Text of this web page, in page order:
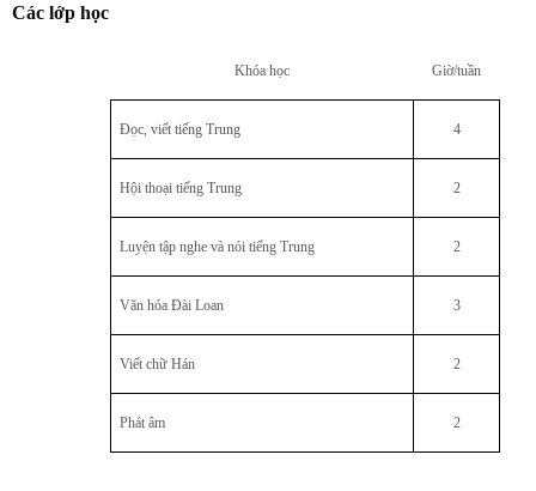
Các lớp học
Khóa học Giờ/tuần
Đọc, viết tiếng Trung 4
Hội thoại tiếng Trung 2
Luyện tập nghe và nói tiếng Trung 2
Văn hóa Đài Loan 3
Viết chữ Hán 2
Phát âm 2